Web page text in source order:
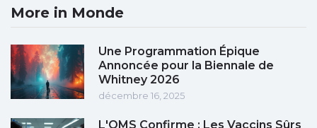
More in Monde
Une Programmation Épique
Annoncée pour la Biennale de
Whitney 2026
décembre 16, 2025
L'OMS Confirme : Les Vaccins Sûrs